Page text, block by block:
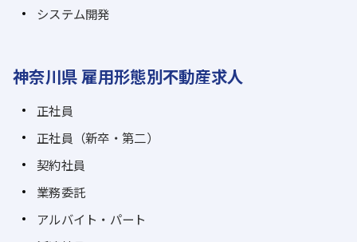
システム開発
神奈川県 雇用形態別不動産求人
正社員
正社員（新卒・第二）
契約社員
業務委託
アルバイト・パート